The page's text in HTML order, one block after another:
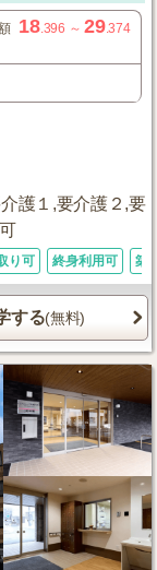
18.396 ～29.374
護１,要介護２,要
り可 終身利用可 築
する(無料)